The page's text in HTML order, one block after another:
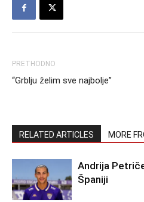
PRETHODNO
“Grblju želim sve najbolje”
RELATED ARTICLES MORE
Andrija
Španiji